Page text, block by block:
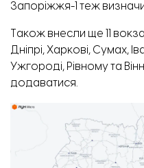
Запоріжжя-1 теж
Також внесли ще 11
Дніпрі, Харкові, Сумах,
Ужгороді, Рівному та
додаватися.